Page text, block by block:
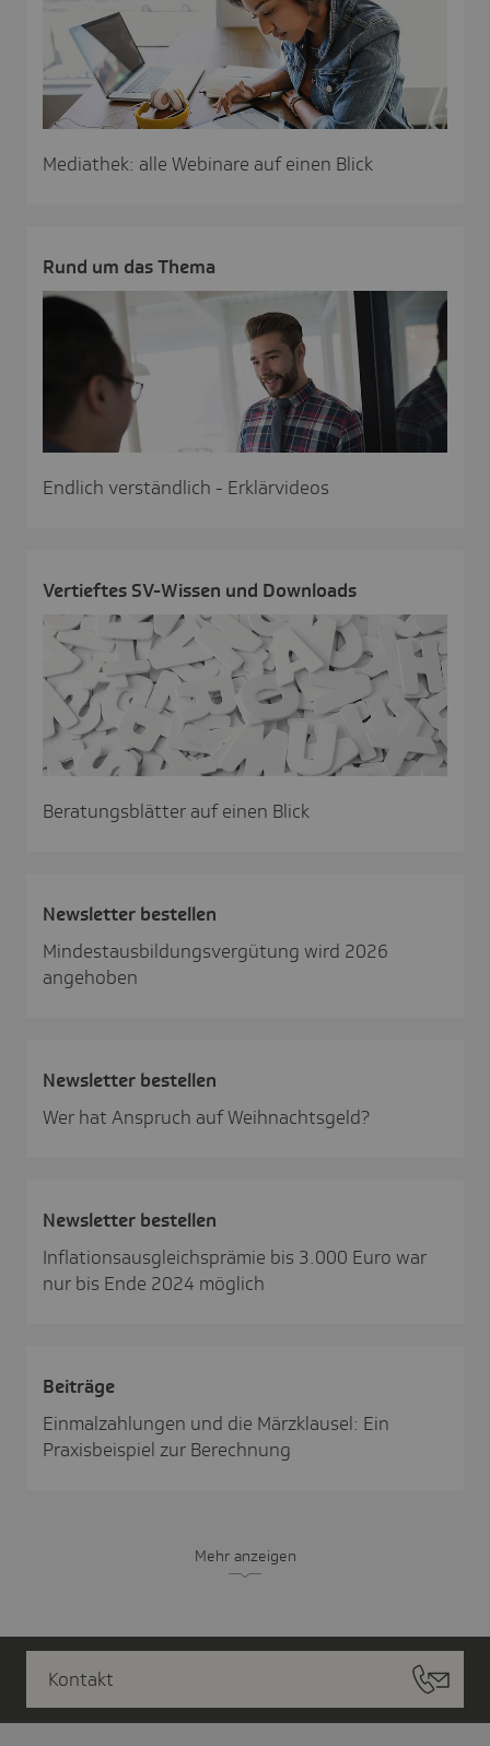
Mediathek: alle Webinare auf einen Blick
Rund um das Thema
Endlich verständlich - Erklärvideos
Vertieftes SV-Wissen und Down­loads
Beratungsblätter auf einen Blick
News­letter bestellen
Mindestausbildungsvergütung wird 2026
angehoben
News­letter bestellen
Wer hat Anspruch auf Weihnachtsgeld?
News­letter bestellen
Inflationsausgleichsprämie bis 3.000 Euro war
nur bis Ende 2024 möglich
Beiträge
Einmalzahlungen und die Märzklausel: Ein
Praxisbeispiel zur Berechnung
Mehr anzeigen
Kontakt